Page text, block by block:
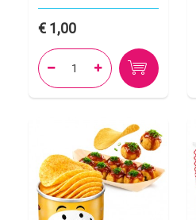
1,00
 